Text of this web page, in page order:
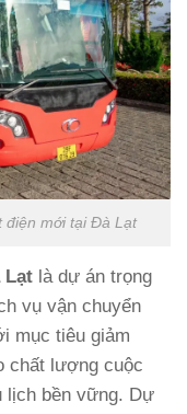
điện mới tại Đà Lạt
Lạt là dự án trọng
vụ vận chuyển
mục tiêu giảm
chất lượng cuộc
lịch bền vững. Dự